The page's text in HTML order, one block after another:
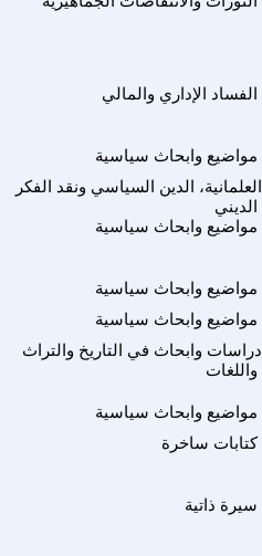
الفساد الإداري والمالي
مواضيع وابحاث سياسية
العلمانية، الدين السياسي ونقد الفكر
الديني
مواضيع وابحاث سياسية
مواضيع وابحاث سياسية
مواضيع وابحاث سياسية
دراسات وابحاث في التاريخ والتراث
واللغات
مواضيع وابحاث سياسية
كتابات ساخرة
سيرة ذاتية